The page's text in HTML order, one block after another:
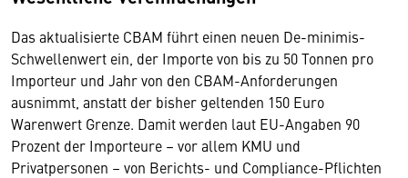
Das aktualisierte CBAM führt einen neuen De-minimis-
Schwellenwert ein, der Importe von bis zu 50 Tonnen pro
Importeur und Jahr von den CBAM-Anforderungen
ausnimmt, anstatt der bisher geltenden 150 Euro
Warenwert Grenze. Damit werden laut EU-Angaben 90
Prozent der Importeure – vor allem KMU und
Privatpersonen – von Berichts- und Compliance-Pflichten